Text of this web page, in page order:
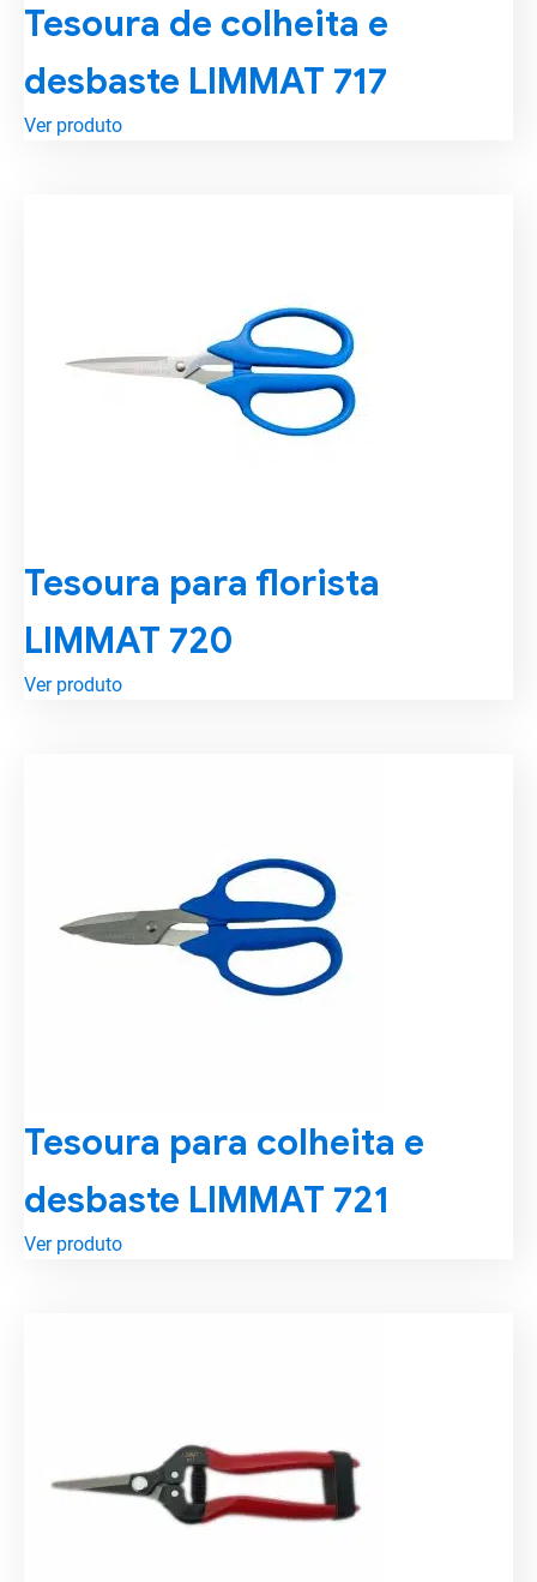
Tesoura de colheita e
desbaste LIMMAT 717
Ver produto
Tesoura para florista
LIMMAT 720
Ver produto
Tesoura para colheita e
desbaste LIMMAT 721
Ver produto